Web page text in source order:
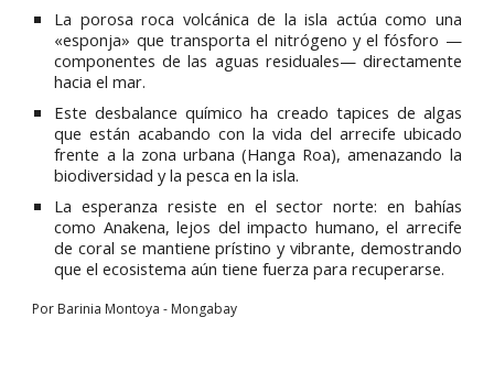
La porosa roca volcánica de la isla actúa como una
«esponja» que transporta el nitrógeno y el fósforo —
componentes de las aguas residuales— directamente
hacia el mar.
Este desbalance químico ha creado tapices de algas
que están acabando con la vida del arrecife ubicado
frente a la zona urbana (Hanga Roa), amenazando la
biodiversidad y la pesca en la isla.
La esperanza resiste en el sector norte: en bahías
como Anakena, lejos del impacto humano, el arrecife
de coral se mantiene prístino y vibrante, demostrando
que el ecosistema aún tiene fuerza para recuperarse.
Por Barinia Montoya - Mongabay